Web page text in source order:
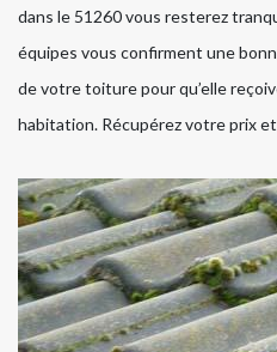
dans le 51260 vous resterez
équipes vous confirment une
de votre toiture pour qu’elle
habitation. Récupérez votre prix